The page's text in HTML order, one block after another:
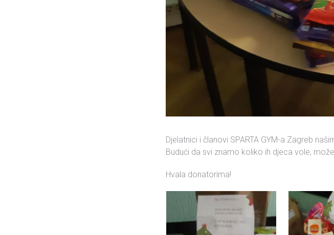
Djelatnici i članovi SPARTA GYM-a Zagreb
Budući da svi znamo koliko ih djeca vole,
Hvala donatorima!